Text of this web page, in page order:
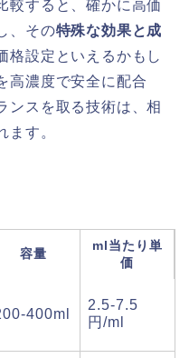
較すると、確かに高価
、その特殊な効果と成
格設定といえるかもし
高濃度で安全に配合
ンスを取る技術は、相
ます。
容量
ml当たり単
価
400ml
2.5-7.5
円/ml